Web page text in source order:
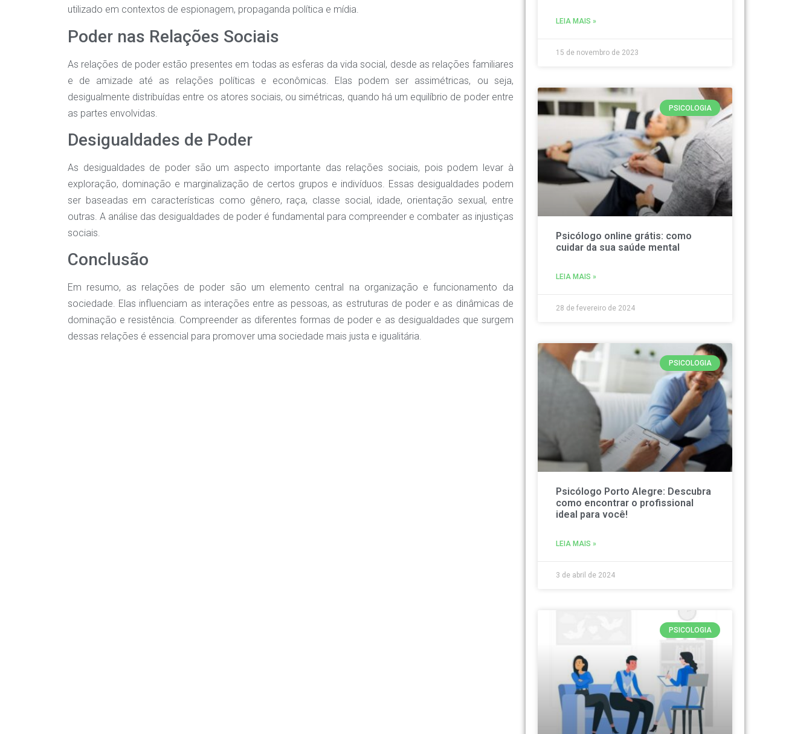
utilizado em contextos de espionagem, propaganda política e mídia.
Poder nas Relações Sociais
As relações de poder estão presentes em todas as esferas da vida social, desde as relações familiares
e de amizade até as relações políticas e econômicas. Elas podem ser assimétricas, ou seja,
desigualmente distribuídas entre os atores sociais, ou simétricas, quando há um equilíbrio de poder entre
as partes envolvidas.
Desigualdades de Poder
As desigualdades de poder são um aspecto importante das relações sociais, pois podem levar à
exploração, dominação e marginalização de certos grupos e indivíduos. Essas desigualdades podem
ser baseadas em características como gênero, raça, classe social, idade, orientação sexual, entre
outras. A análise das desigualdades de poder é fundamental para compreender e combater as injustiças
sociais.
Conclusão
Em resumo, as relações de poder são um elemento central na organização e funcionamento da
sociedade. Elas influenciam as interações entre as pessoas, as estruturas de poder e as dinâmicas de
dominação e resistência. Compreender as diferentes formas de poder e as desigualdades que surgem
dessas relações é essencial para promover uma sociedade mais justa e igualitária.
LEIA MAIS »
15 de novembro de 2023
PSICOLOGIA
Psicólogo online grátis: como
cuidar da sua saúde mental
LEIA MAIS »
28 de fevereiro de 2024
PSICOLOGIA
Psicólogo Porto Alegre: Descubra
como encontrar o profissional
ideal para você!
LEIA MAIS »
3 de abril de 2024
PSICOLOGIA